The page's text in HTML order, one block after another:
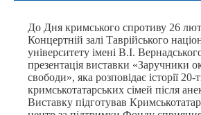
До Дня кримського спротиву 26
Концертній залі Таврійського
університету імені В.І.
презентація виставки «Заручники
свободи», яка розповідає історії 20-
кримськотатарських сімей після
Виставку підготував